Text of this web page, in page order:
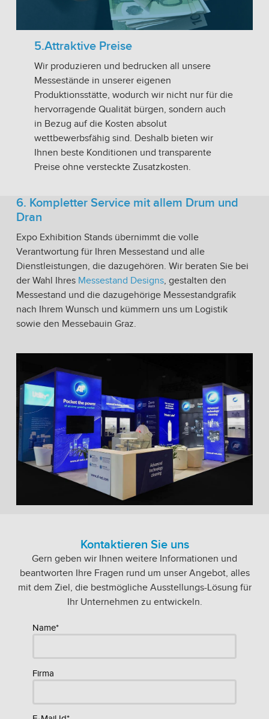
5.Attraktive Preise
Wir produzieren und bedrucken all unsere
Messestände in unserer eigenen
Produktionsstätte, wodurch wir nicht nur für die
hervorragende Qualität bürgen, sondern auch
in Bezug auf die Kosten absolut
wettbewerbsfähig sind. Deshalb bieten wir
Ihnen beste Konditionen und transparente
Preise ohne versteckte Zusatzkosten.
6. Kompletter Service mit allem Drum und
Dran
Expo Exhibition Stands übernimmt die volle
Verantwortung für Ihren Messestand und alle
Dienstleistungen, die dazugehören. Wir beraten Sie bei
der Wahl Ihres Messestand Designs, gestalten den
Messestand und die dazugehörige Messestandgrafik
nach Ihrem Wunsch und kümmern uns um Logistik
sowie den Messebauin Graz.
Kontaktieren Sie uns
Gern geben wir Ihnen weitere Informationen und
beantworten Ihre Fragen rund um unser Angebot, alles
mit dem Ziel, die bestmögliche Ausstellungs-Lösung für
Ihr Unternehmen zu entwickeln.
Name*
Firma